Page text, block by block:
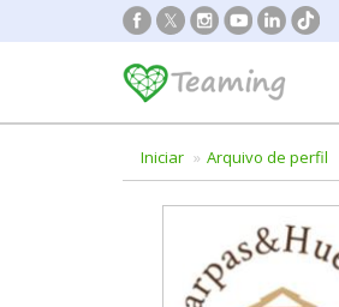
Iniciar Arquivo de perfil